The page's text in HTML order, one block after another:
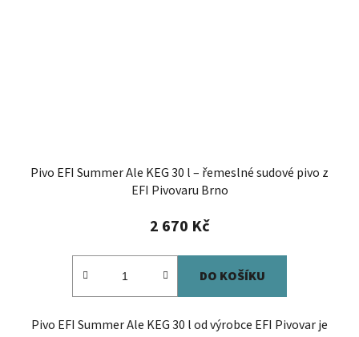
Pivo EFI Summer Ale KEG 30 l – řemeslné sudové pivo z
EFI Pivovaru Brno
2 670 Kč
DO KOŠÍKU
Pivo EFI Summer Ale KEG 30 l od výrobce EFI Pivovar je